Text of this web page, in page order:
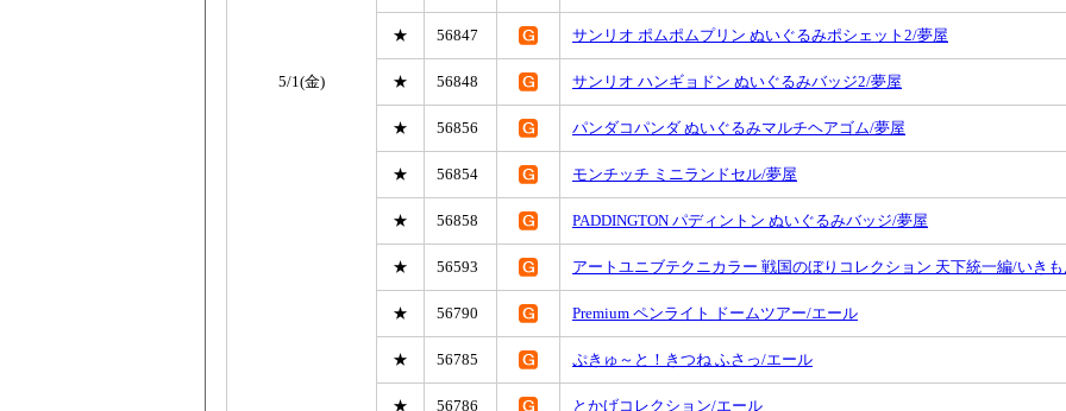
5/1(金)
★ 56847 サンリオ ポムポムプリン ぬいぐるみポシェット2/夢屋
★ 56848 サンリオ ハンギョドン ぬいぐるみバッジ2/夢屋
★ 56856 パンダコパンダ ぬいぐるみマルチヘアゴム/夢屋
★ 56854 モンチッチ ミニランドセル/夢屋
★ 56858 PADDINGTON パディントン ぬいぐるみバッジ/夢屋
★ 56593 アートユニブテクニカラー 戦国のぼりコレクション 天下統一編/いき
★ 56790 Premium ペンライト ドームツアー/エール
★ 56785 ぷきゅ～と！きつね ふさっ/エール
★ 56786 とかげコレクション/エール